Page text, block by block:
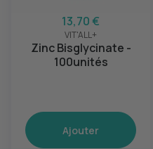
13,70 €
VIT'ALL+
Zinc Bisglycinate -
100unités
Ajouter